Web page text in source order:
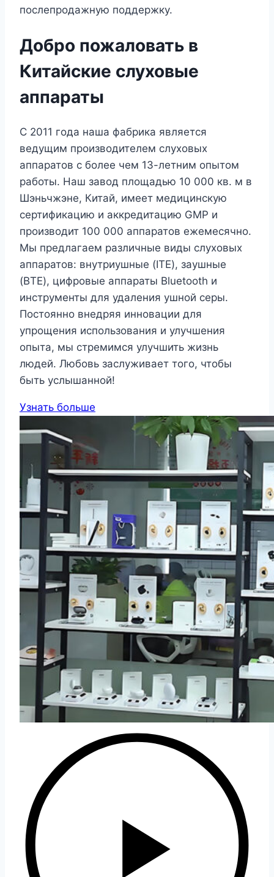
послепродажную поддержку.
Добро пожаловать в
Китайские слуховые
аппараты
С 2011 года наша фабрика является
ведущим производителем слуховых
аппаратов с более чем 13-летним опытом
работы. Наш завод площадью 10 000 кв. м в
Шэньчжэне, Китай, имеет медицинскую
сертификацию и аккредитацию GMP и
производит 100 000 аппаратов ежемесячно.
Мы предлагаем различные виды слуховых
аппаратов: внутриушные (ITE), заушные
(BTE), цифровые аппараты Bluetooth и
инструменты для удаления ушной серы.
Постоянно внедряя инновации для
упрощения использования и улучшения
опыта, мы стремимся улучшить жизнь
людей. Любовь заслуживает того, чтобы
быть услышанной!
Узнать больше